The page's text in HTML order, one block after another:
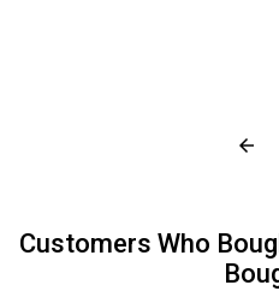

Customers Who